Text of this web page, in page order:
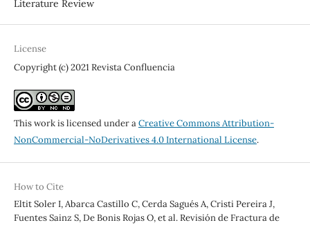
Literature Review
License
Copyright (c) 2021 Revista Confluencia
This work is licensed under aCreative Commons Attribution-
NonCommercial-NoDerivatives 4.0 International License.
How to Cite
Eltit Soler I, Abarca Castillo C, Cerda Sagués A, Cristi Pereira J,
Fuentes Sainz S, De Bonis Rojas O, et al. Revisión de Fractura de